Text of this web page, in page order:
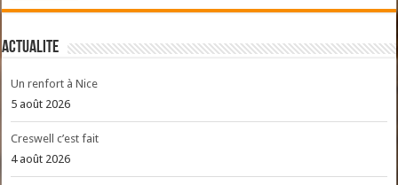
ACTUALITE
Un renfort à Nice
5 août 2026
Creswell c’est fait
4 août 2026